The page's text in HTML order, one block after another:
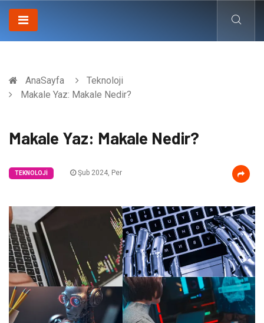
AnaSayfa
Teknoloji
Makale Yaz: Makale Nedir?
Makale Yaz: Makale Nedir?
TEKNOLOJI Şub 2024, Per